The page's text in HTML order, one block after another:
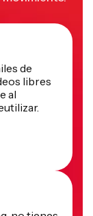
de
libres
al
no tienes
un vídeo